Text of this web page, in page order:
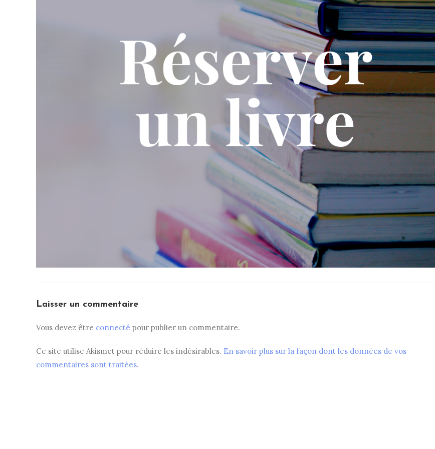
Laisser un commentaire
Vous devez être connecté pour publier un commentaire.
Ce site utilise Akismet pour réduire les indésirables. En savoir plus sur la façon dont les données de vos
commentaires sont traitées.